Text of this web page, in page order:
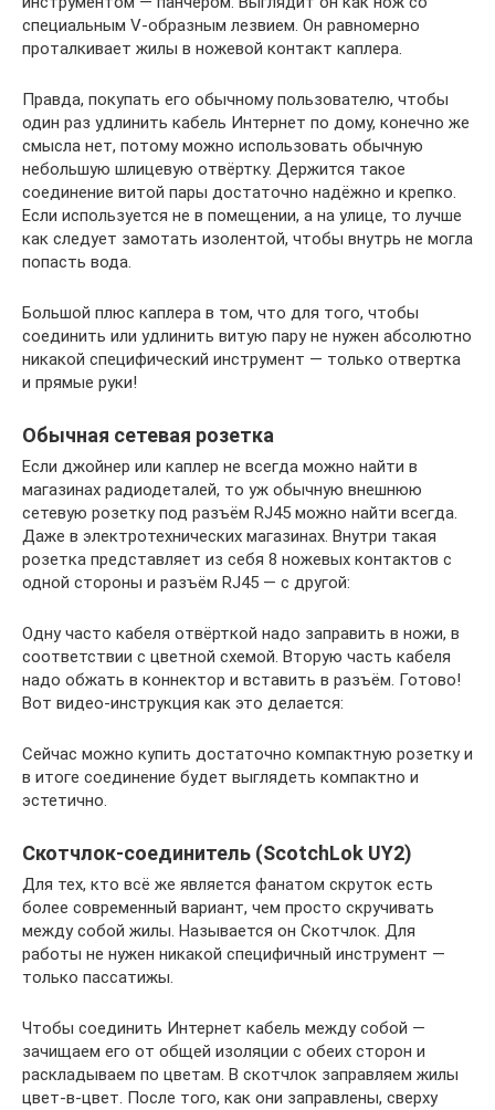
специальным V-образным лезвием. Он равномерно
проталкивает жилы в ножевой контакт каплера.
Правда, покупать его обычному пользователю, чтобы
один раз удлинить кабель Интернет по дому, конечно же
смысла нет, потому можно использовать обычную
небольшую шлицевую отвёртку. Держится такое
соединение витой пары достаточно надёжно и крепко.
Если используется не в помещении, а на улице, то лучше
как следует замотать изолентой, чтобы внутрь не могла
попасть вода.
Большой плюс каплера в том, что для того, чтобы
соединить или удлинить витую пару не нужен абсолютно
никакой специфический инструмент — только отвертка
и прямые руки!
Обычная сетевая розетка
Если джойнер или каплер не всегда можно найти в
магазинах радиодеталей, то уж обычную внешнюю
сетевую розетку под разъём RJ45 можно найти всегда.
Даже в электротехнических магазинах. Внутри такая
розетка представляет из себя 8 ножевых контактов с
одной стороны и разъём RJ45 — с другой:
Одну часто кабеля отвёрткой надо заправить в ножи, в
соответствии с цветной схемой. Вторую часть кабеля
надо обжать в коннектор и вставить в разъём. Готово!
Вот видео-инструкция как это делается:
Сейчас можно купить достаточно компактную розетку и
в итоге соединение будет выглядеть компактно и
эстетично.
Скотчлок-соединитель (ScotchLok UY2)
Для тех, кто всё же является фанатом скруток есть
более современный вариант, чем просто скручивать
между собой жилы. Называется он Скотчлок. Для
работы не нужен никакой специфичный инструмент —
только пассатижы.
Чтобы соединить Интернет кабель между собой —
зачищаем его от общей изоляции с обеих сторон и
раскладываем по цветам. В скотчлок заправляем жилы
цвет-в-цвет. После того, как они заправлены, сверху